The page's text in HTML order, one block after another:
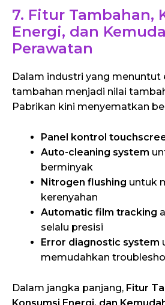
7. Fitur Tambahan,
Energi, dan
Perawatan
Dalam industri yang menuntut
tambahan menjadi nilai
Pabrikan kini menyematkan
Panel kontrol
Auto-cleaning system
berminyak
Nitrogen flushing untuk
kerenyahan
Automatic film tracking
selalu presisi
Error diagnostic system
memudahkan
Dalam jangka panjang, Fitur
Konsumsi Energi, dan